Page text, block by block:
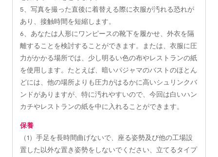
5、写真を撮った直後に着替える際に衣服が汚れる恐れが
あり、接触時間を短縮します。
6、あなたは人形にワンピースの靴下を履かせ、外衣を隔
離することを検討することができます。または、衣服に圧
力がかかる場所では、少し明るい色の布やレストランの紙
を使用します。たとえば、暗いパジャマのバストのほとん
どには、他の場所よりも圧力がはるかに高いシュリンクバ
ンドがありますが、特に汚れやすいので、今回は白いハン
カチやレストランの紙を中に入れることができます。
保養
（1）手足を長時間曲げないで、座る姿勢及び他の工場設
置した以外な置き姿勢をしないでください、立てるタイプ